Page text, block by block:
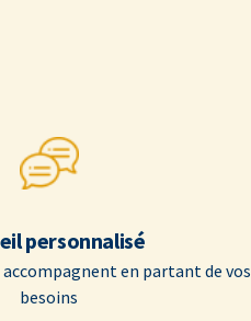
personnalisé
en partant de vos
besoins